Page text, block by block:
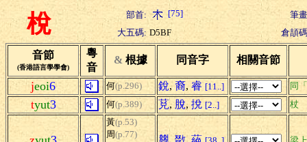
梲 部首: [75]
筆
大五碼: D5BF 倉頡
音節
(香港語言學學會)
粵
音
& 根據 同音字 相關音節
jeoi6 何(p.296) 銳, 裔, 睿 [11..] 同
tyut3 何(p.389) 莌, 脫, 挩 [2..] 杖
黃(p.53)
周(p.77)
蠿, 敪, 蕝